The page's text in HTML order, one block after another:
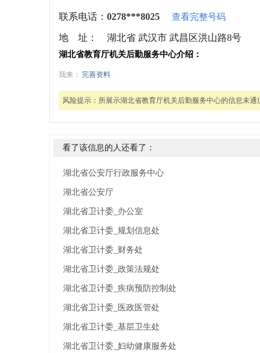
联系电话： 0278***8025 查看完整号码
地 址： 湖北省 武汉市 武昌区洪山路8号
湖北省教育厅机关后勤服务中心介绍：
我来： 完善资料
风险提示： 所展示湖北省教育厅机关后勤服务中心的信息未
看了该信息的人还看了：
湖北省公安厅行政服务中心
湖北省公安厅
湖北省卫计委_办公室
湖北省卫计委_规划信息处
湖北省卫计委_财务处
湖北省卫计委_政策法规处
湖北省卫计委_疾病预防控制处
湖北省卫计委_医政医管处
湖北省卫计委_基层卫生处
湖北省卫计委_妇幼健康服务处